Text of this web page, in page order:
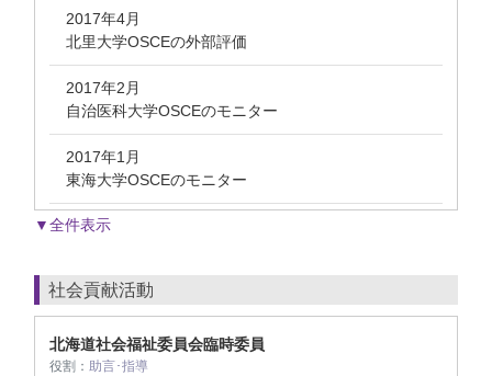
2017年4月
北里大学OSCEの外部評価
2017年2月
自治医科大学OSCEのモニター
2017年1月
東海大学OSCEのモニター
▼全件表示
社会貢献活動
北海道社会福祉委員会臨時委員
役割： 助言･指導